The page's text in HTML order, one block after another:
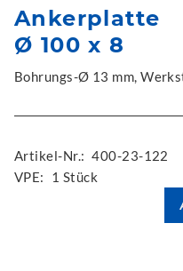
Ankerplatte
Ø 100 x 8
Bohrungs-Ø 13 mm,
Artikel-Nr.: 400-23-122
VPE:
1 Stück